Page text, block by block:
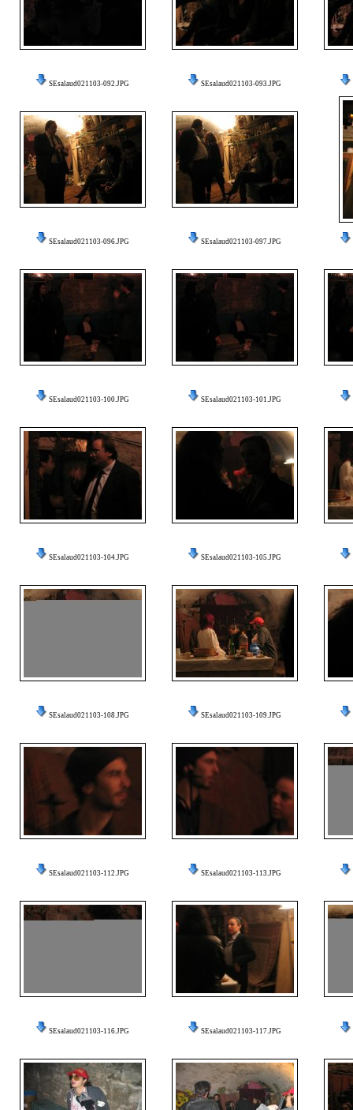
SEsalaud021103-092.JPG SEsalaud021103-093.JPG
SEsalaud021103-096.JPG SEsalaud021103-097.JPG
SEsalaud021103-100.JPG SEsalaud021103-101.JPG
SEsalaud021103-104.JPG SEsalaud021103-105.JPG
SEsalaud021103-108.JPG SEsalaud021103-109.JPG
SEsalaud021103-112.JPG SEsalaud021103-113.JPG
SEsalaud021103-116.JPG SEsalaud021103-117.JPG